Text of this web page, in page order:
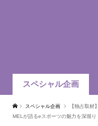
スペシャル企画
スペシャル企画
【独占取材
MELが語るeスポーツの魅力を深堀り